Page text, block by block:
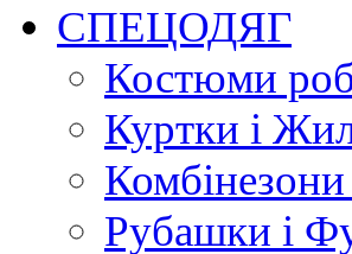
СПЕЦОДЯГ
Костюми
Куртки і
Рубашки і